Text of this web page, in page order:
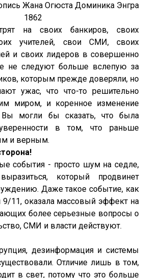
Жана Огюста Доминика Энгра
1862
на своих банкиров, своих
учителей, свои СМИ, своих
и своих лидеров в совершенно
не следуют больше вслепую за
которым прежде доверяли, но
ужас, что что-то решительно
миром, и коренное изменение
Вы могли бы сказать, что была
уверенности в том, что раньше
и верным.
события - просто шум на седле,
который продвинет
Даже такое событие, как
11, оказала массовый эффект на
более серьезные вопросы о
СМИ и власти действуют.
дезинформация и системы
Отличие лишь в том,
в свет, потому что это больше